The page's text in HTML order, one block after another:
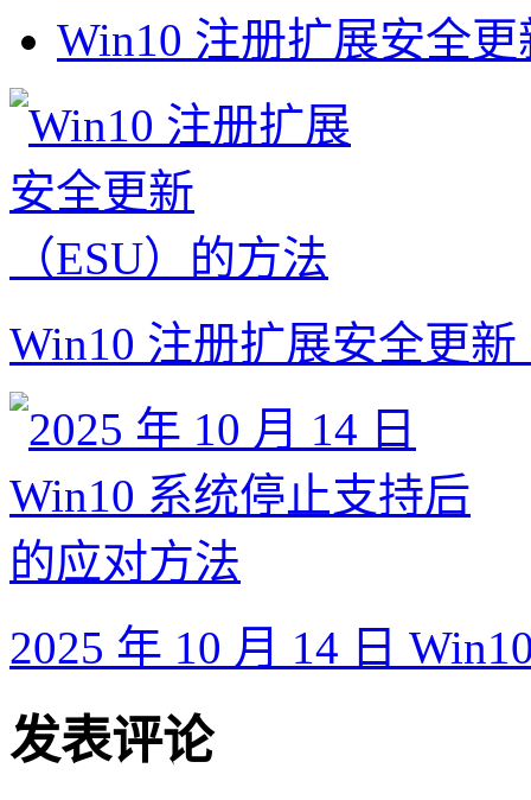
Win10 注册扩展安全
Win10 注册扩展安全更
2025 年 10 月 14 日
发表评论